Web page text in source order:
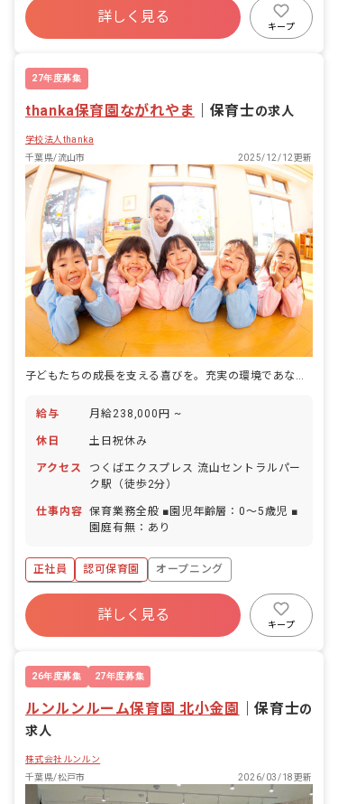
昇給昇進あり
未経験歓迎
詳しく見る
キープ
27年度募集
thanka保育園ながれやま 保育士の求人
学校法人thanka
千葉県/流山市
2025/12/12更新
給与 月給238,000円 ~
休日 土日祝休み
アクセス
つくばエクスプレス 流山セントラルパー
ク駅（徒歩2分）
仕事内容 保育業務全般 ■園児年齢層：0～5歳児 ■
園庭有無：あり
正社員 認可保育園
オープニング
ボーナス・賞与あり
寮・住宅・家賃補助あり
社会保険完備
昇給昇進あり
詳しく見る
キープ
26年度募集 27年度募集
ルンルンルーム保育園 北小金園 ｜保育士の
求人
株式会社ルンルン
千葉県/松戸市
2026/03/18更新